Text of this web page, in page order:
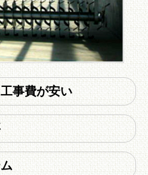
事費が安い